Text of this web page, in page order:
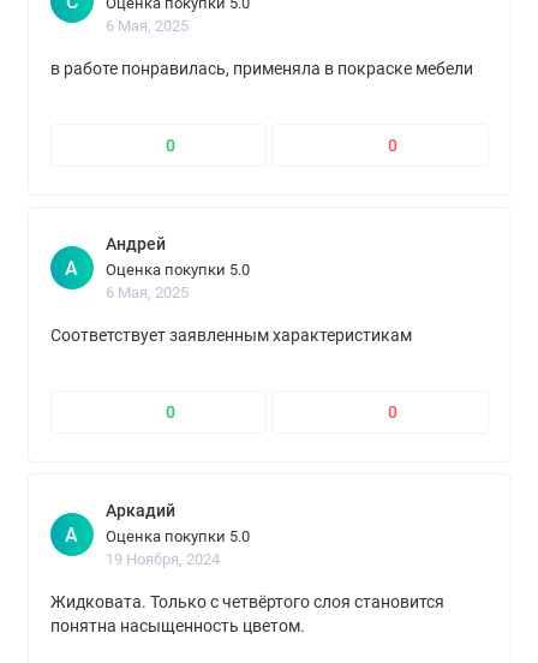
обнаружении отличий рекомендуется материал разных
6 Мая, 2025
в работе понравилась, применяла в покраске мебели
0 0
А
Андрей
Оценка покупки 5.0
6 Мая, 2025
Соответствует заявленным характеристикам
0 0
А
Аркадий
Оценка покупки 5.0
19 Ноября, 2024
Жидковата. Только с четвёртого слоя становится
понятна насыщенность цветом.